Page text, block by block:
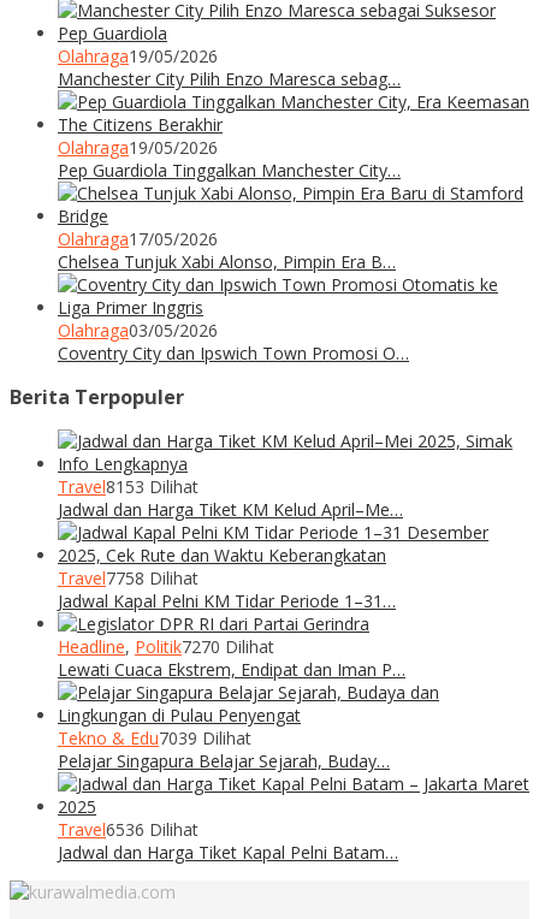
Olahraga19/05/2026
Manchester City Pilih Enzo Maresca sebag…
Olahraga19/05/2026
Pep Guardiola Tinggalkan Manchester City…
Olahraga17/05/2026
Chelsea Tunjuk Xabi Alonso, Pimpin Era B…
Olahraga03/05/2026
Coventry City dan Ipswich Town Promosi O…
Berita Terpopuler
Travel8153 Dilihat
Jadwal dan Harga Tiket KM Kelud April–Me…
Travel7758 Dilihat
Jadwal Kapal Pelni KM Tidar Periode 1–31…
Headline, Politik7270 Dilihat
Lewati Cuaca Ekstrem, Endipat dan Iman P…
Tekno & Edu7039 Dilihat
Pelajar Singapura Belajar Sejarah, Buday…
Travel6536 Dilihat
Jadwal dan Harga Tiket Kapal Pelni Batam…